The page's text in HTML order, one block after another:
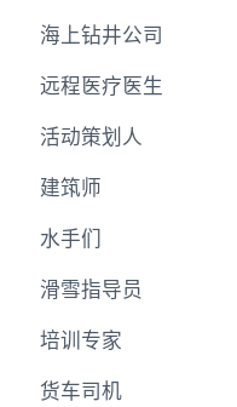
海上钻井公司
远程医疗医生
活动策划人
建筑师
水手们
滑雪指导员
培训专家
货车司机